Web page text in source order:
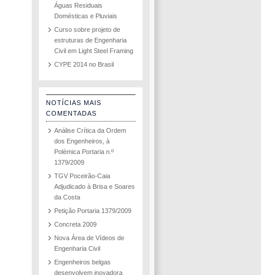
Águas Residuais
Domésticas e Pluviais
Curso sobre projeto de
estruturas de Engenharia
Civil em Light Steel Framing
CYPE 2014 no Brasil
NOTÍCIAS MAIS
COMENTADAS
Análise Crítica da Ordem
dos Engenheiros, à
Polémica Portaria n.º
1379/2009
TGV Poceirão-Caia
Adjudicado à Brisa e Soares
da Costa
Petição Portaria 1379/2009
Concreta 2009
Nova Área de Vídeos de
Engenharia Civil
Engenheiros belgas
desenvolvem inovadora